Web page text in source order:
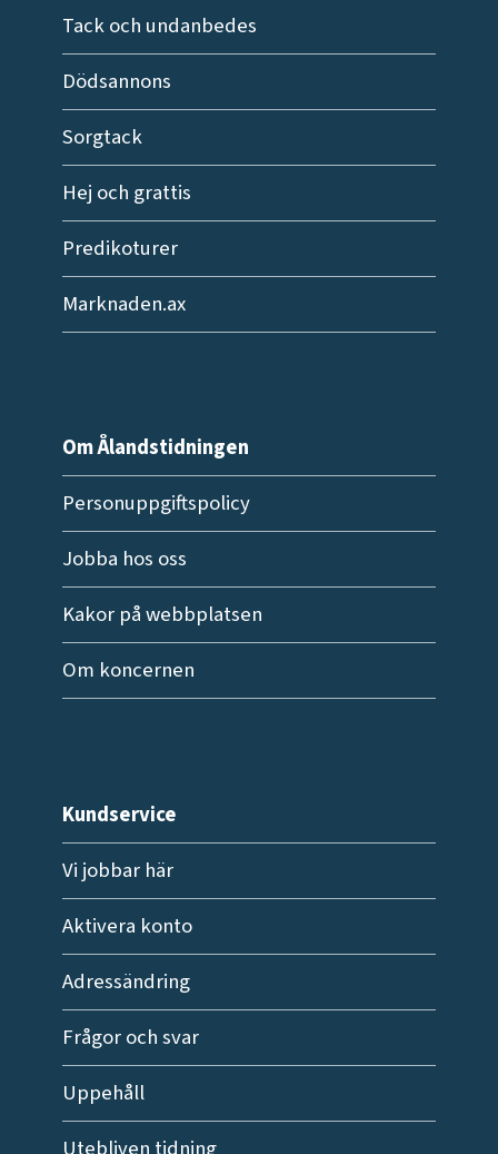
Tack och undanbedes
Dödsannons
Sorgtack
Hej och grattis
Predikoturer
Marknaden.ax
Om Ålandstidningen
Personuppgiftspolicy
Jobba hos oss
Kakor på webbplatsen
Om koncernen
Kundservice
Vi jobbar här
Aktivera konto
Adressändring
Frågor och svar
Uppehåll